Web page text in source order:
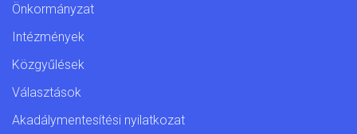
Önkormányzat
Intézmények
Közgyűlések
Választások
Akadálymentesítési nyilatkozat